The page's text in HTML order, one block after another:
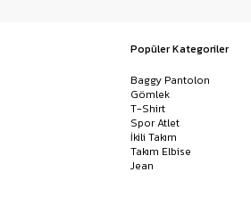
Popüler Kategoriler
Baggy Pantolon
Gömlek
T-Shirt
Spor Atlet
İkili Takım
Takım Elbise
Jean